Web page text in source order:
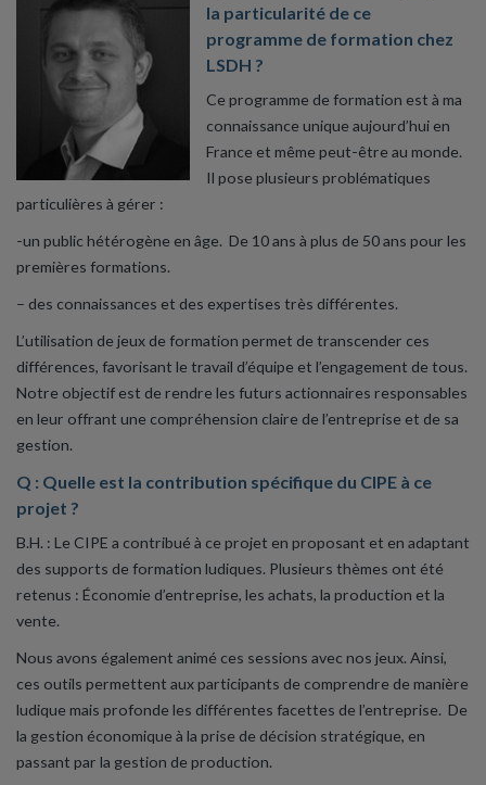
la particularité de ce
programme de formation chez
LSDH ?
Ce programme de formation est à ma
connaissance unique aujourd’hui en
France et même peut-être au monde.
Il pose plusieurs problématiques
particulières à gérer :
-un public hétérogène en âge. De 10 ans à plus de 50 ans pour les
premières formations.
– des connaissances et des expertises très différentes.
L’utilisation de jeux de formation permet de transcender ces
différences, favorisant le travail d’équipe et l’engagement de tous.
Notre objectif est de rendre les futurs actionnaires responsables
en leur offrant une compréhension claire de l’entreprise et de sa
gestion.
Q : Quelle est la contribution spécifique du CIPE à ce
projet ?
B.H. : Le CIPE a contribué à ce projet en proposant et en adaptant
des supports de formation ludiques. Plusieurs thèmes ont été
retenus : Économie d’entreprise, les achats, la production et la
vente.
Nous avons également animé ces sessions avec nos jeux. Ainsi,
ces outils permettent aux participants de comprendre de manière
ludique mais profonde les différentes facettes de l’entreprise. De
la gestion économique à la prise de décision stratégique, en
passant par la gestion de production.